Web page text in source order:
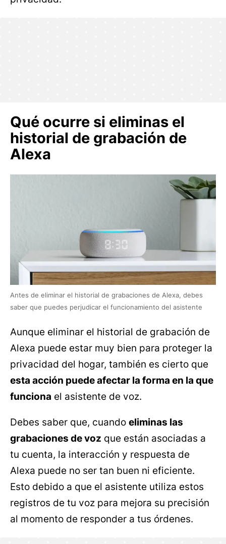
Qué ocurre si eliminas el
historial de grabación de
Alexa
Antes de eliminar el historial de grabaciones de Alexa, debes
saber que puedes perjudicar el funcionamiento del asistente
Aunque eliminar el historial de grabación de
Alexa puede estar muy bien para proteger la
privacidad del hogar, también es cierto que
esta acción puede afectar la forma en la que
funciona el asistente de voz.
Debes saber que, cuando eliminas las
grabaciones de voz que están asociadas a
tu cuenta, la interacción y respuesta de
Alexa puede no ser tan buen ni eficiente.
Esto debido a que el asistente utiliza estos
registros de tu voz para mejora su precisión
al momento de responder a tus órdenes.